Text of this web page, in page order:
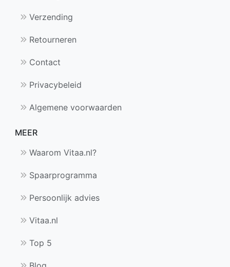
Verzending
Retourneren
Contact
Privacybeleid
Algemene voorwaarden
MEER
Waarom Vitaa.nl?
Spaarprogramma
Persoonlijk advies
Vitaa.nl
Top 5